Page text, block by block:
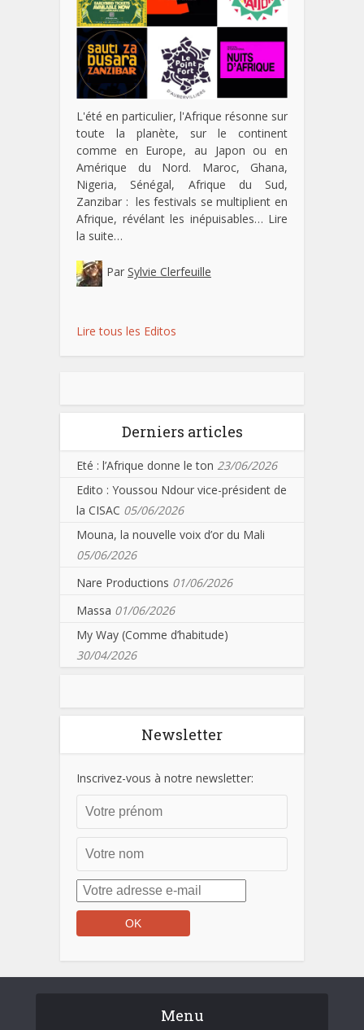
L'été en particulier, l'Afrique résonne sur
toute la planète, sur le continent
comme en Europe, au Japon ou en
Amérique du Nord. Maroc, Ghana,
Nigeria, Sénégal, Afrique du Sud,
Zanzibar : les festivals se multiplient en
Afrique, révélant les inépuisables… Lire
la suite…
Par Sylvie Clerfeuille
Lire tous les Editos
Derniers articles
Eté : l’Afrique donne le ton 23/06/2026
Edito : Youssou Ndour vice-président de
la CISAC 05/06/2026
Mouna, la nouvelle voix d’or du Mali
05/06/2026
Nare Productions 01/06/2026
Massa 01/06/2026
My Way (Comme d’habitude)
30/04/2026
Newsletter
Inscrivez-vous à notre newsletter:
Menu